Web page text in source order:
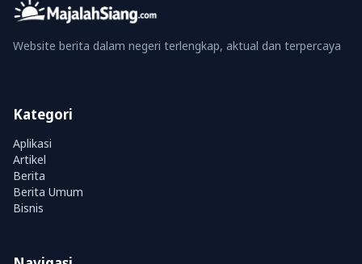
Website berita dalam negeri terlengkap, aktual dan terpercaya
Kategori
Aplikasi
Artikel
Berita
Berita Umum
Bisnis